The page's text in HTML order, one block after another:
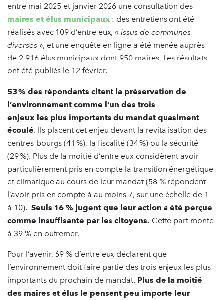
entre mai 2025 et janvier 2026 une consultation des
maires et élus municipaux : des entretiens ont été
réalisés avec 109 d’entre eux, « issus de communes
diverses », et une enquête en ligne a été menée auprès
de 2 916 élus municipaux dont 950 maires. Les résultats
ont été publiés le 12 février.
53 % des répondants citent la préservation de
l’environnement comme l’un des trois
enjeux les plus importants du mandat quasiment
écoulé. Ils placent cet enjeu devant la revitalisation des
centres-bourgs (41 %), la fiscalité (34 %) ou la sécurité
(29 %). Plus de la moitié d’entre eux considèrent avoir
particulièrement pris en compte la transition énergétique
et climatique au cours de leur mandat (58 % répondent
l’avoir pris en compte à au moins 7, sur une échelle de 1
à 10). Seuls 16 % jugent que leur action a été perçue
comme insuffisante par les citoyens. Cette part monte
à 39 % en outremer.
Pour l’avenir, 69 % d’entre eux déclarent que
l’environnement doit faire partie des trois enjeux les plus
importants du prochain de mandat. Plus de la moitié
des maires et élus le pensent peu importe leur